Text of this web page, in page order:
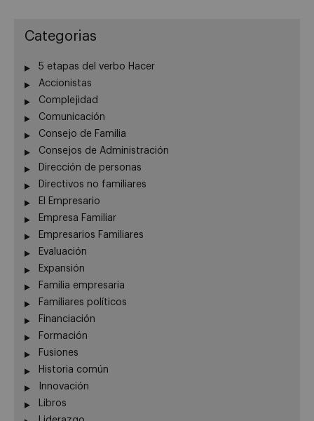
Categorias
5 etapas del verbo Hacer
Accionistas
Complejidad
Comunicación
Consejo de Familia
Consejos de Administración
Dirección de personas
Directivos no familiares
El Empresario
Empresa Familiar
Empresarios Familiares
Evaluación
Expansión
Familia empresaria
Familiares políticos
Financiación
Formación
Fusiones
Historia común
Innovación
Libros